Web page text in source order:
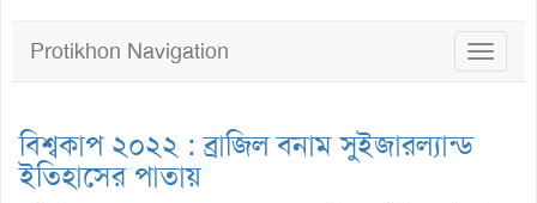
Toggle
Protikhon Navigation
বিশ্বকাপ ২০২২ : ব্রাজিল বনাম সুইজারল্যান্ড
ইতিহাসের পাতায়